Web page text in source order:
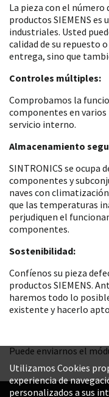
La pieza con el número
productos SIEMENS
industriales. Usted
calidad de su repuesto
entrega, sino que
Controles múltiples:
Comprobamos la
componentes en
servicio interno.
Almacenamiento
SINTRONICS se ocupa
componentes y
naves con
que las temperaturas
perjudiquen el
componentes.
Sostenibilidad:
Confíenos su pieza
productos SIEMENS.
haremos todo lo
existente y hacerlo
Puede enviarnos el
Utilizamos Cookies
experiencia de
personalizados a sus